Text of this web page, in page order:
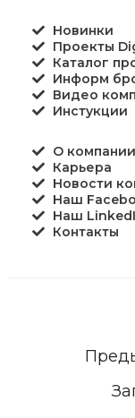
Новинки
Проекты
Каталог
Информ
Видео
Инстукции
О компании
Карьера
Новости
Наш
Наш
Контакты